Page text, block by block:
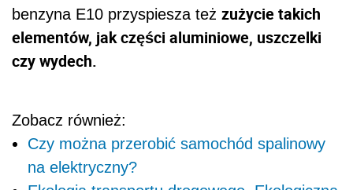
benzyna E10 przyspiesza też zużycie takich
elementów, jak części aluminiowe, uszczelki
czy wydech.
Zobacz również:
Czy można przerobić samochód spalinowy
na elektryczny?